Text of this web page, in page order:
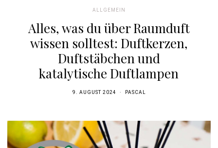
ALLGEMEIN
Alles, was du über Raumduft
wissen solltest: Duftkerzen,
Duftstäbchen und
katalytische Duftlampen
9. AUGUST 2024 PASCAL